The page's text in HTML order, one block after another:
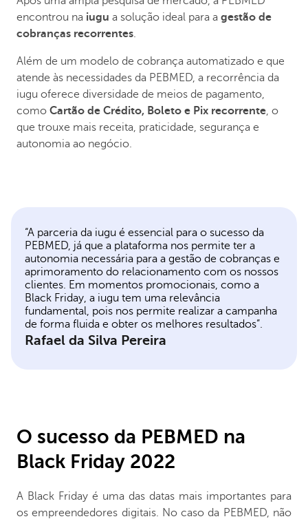
encontrou na iugu a solução ideal para a gestão de
cobranças recorrentes.
Além de um modelo de cobrança automatizado e que
atende às necessidades da PEBMED, a recorrência da
iugu oferece diversidade de meios de pagamento,
como Cartão de Crédito, Boleto e Pix recorrente, o
que trouxe mais receita, praticidade, segurança e
autonomia ao negócio.
“A parceria da iugu é essencial para o sucesso da
PEBMED, já que a plataforma nos permite ter a
autonomia necessária para a gestão de cobranças e
aprimoramento do relacionamento com os nossos
clientes. Em momentos promocionais, como a
Black Friday, a iugu tem uma relevância
fundamental, pois nos permite realizar a campanha
de forma fluida e obter os melhores resultados”.
Rafael da Silva Pereira
O sucesso da PEBMED na
Black Friday 2022
A Black Friday é uma das datas mais importantes para
os empreendedores digitais. No caso da PEBMED, não